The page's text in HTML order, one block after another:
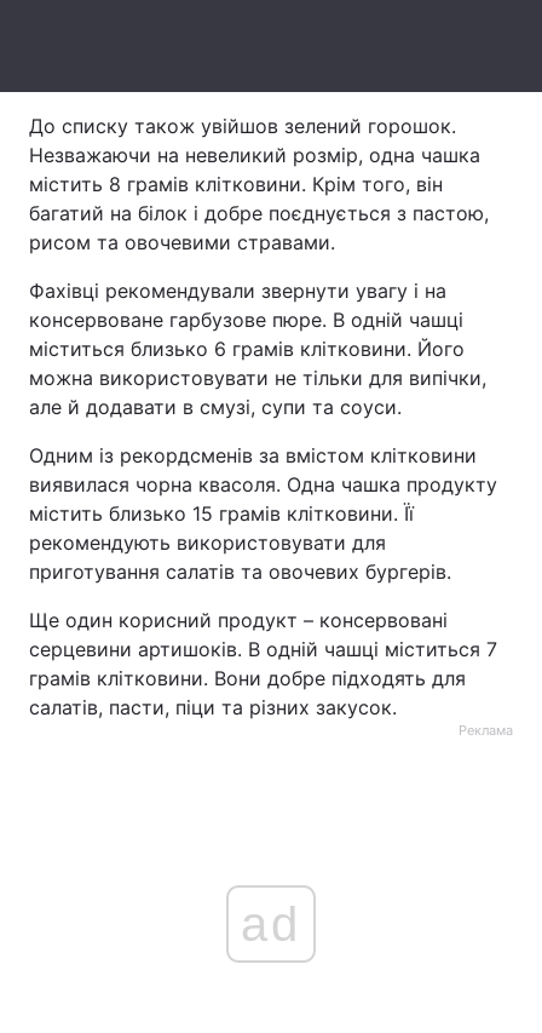
Тема оформлення
До списку також увійшов зелений горошок.
Незважаючи на невеликий розмір, одна чашка
містить 8 грамів клітковини. Крім того, він
багатий на білок і добре поєднується з пастою,
рисом та овочевими стравами.
Фахівці рекомендували звернути увагу і на
консервоване гарбузове пюре. В одній чашці
міститься близько 6 грамів клітковини. Його
можна використовувати не тільки для випічки,
але й додавати в смузі, супи та соуси.
Одним із рекордсменів за вмістом клітковини
виявилася чорна квасоля. Одна чашка продукту
містить близько 15 грамів клітковини. Її
рекомендують використовувати для
приготування салатів та овочевих бургерів.
Ще один корисний продукт – консервовані
серцевини артишоків. В одній чашці міститься 7
грамів клітковини. Вони добре підходять для
салатів, пасти, піци та різних закусок.
Реклама
ad